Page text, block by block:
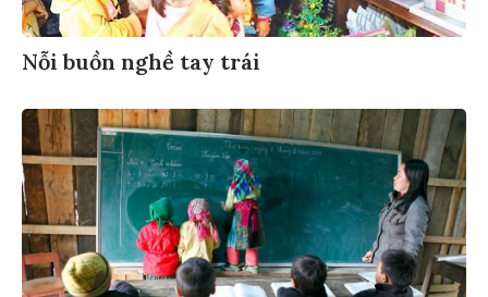
Nỗi buồn nghề tay trái